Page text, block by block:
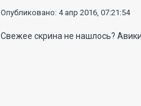
Опубликовано:4 апр 2016, 07:21:54
Свежее скрина не нашлось?